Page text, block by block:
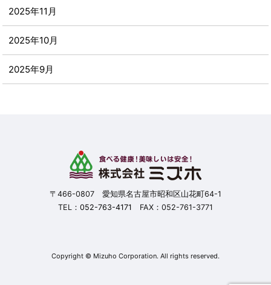
2025年11月
2025年10月
2025年9月
〒466-0807 愛知県名古屋市昭和区山花町64-1
TEL： 052-763-4171 FAX：052-761-3771
Copyright © Mizuho Corporation. All rights reserved.